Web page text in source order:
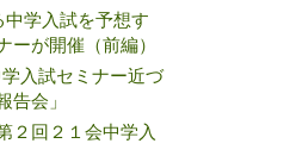
中学入試を予想す
ーが開催（前編）
入試セミナー近づ
会」
２回２１会中学入